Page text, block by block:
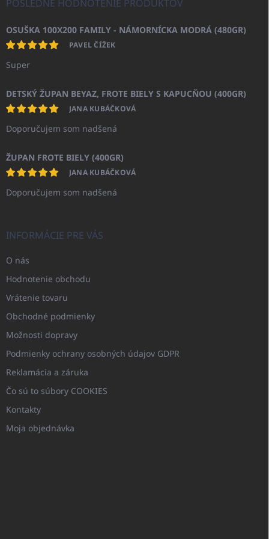
POSLEDNÉ HODNOTENIE PRODUKTOV
OSUŠKA 100X200 FAMILY - NÁMORNÍCKA MODRÁ (480GR)
PAVEL ČÍŽEK
Super
DETSKÝ ŽUPAN BEYAZ, FROTE BIELY S KAPUCŇOU (400GR)
JANA KUBÁČKOVÁ
Doporučujem som nadšená
ŽUPAN FROTE BIELY (400GR)
JANA KUBÁČKOVÁ
Doporučujem som nadšená
INFORMÁCIE PRE VÁS
O nás
Hodnotenie obchodu
Vrátenie tovaru
Obchodné podmienky
Možnosti dopravy
Podmienky ochrany osobných údajov GDPR
Reklamácia a záruka
Čo sú to súbory COOKIES
Kontakty
Moja objednávka